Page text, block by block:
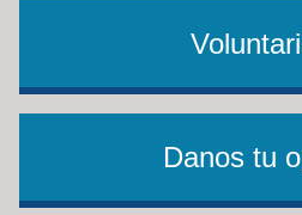
Danos tu